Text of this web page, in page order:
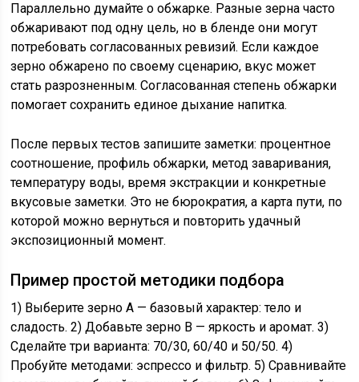
Параллельно думайте о обжарке. Разные зерна часто
обжаривают под одну цель, но в бленде они могут
потребовать согласованных ревизий. Если каждое
зерно обжарено по своему сценарию, вкус может
стать разрозненным. Согласованная степень обжарки
помогает сохранить единое дыхание напитка.
После первых тестов запишите заметки: процентное
соотношение, профиль обжарки, метод заваривания,
температуру воды, время экстракции и конкретные
вкусовые заметки. Это не бюрократия, а карта пути, по
которой можно вернуться и повторить удачный
экспозиционный момент.
Пример простой методики подбора
1) Выберите зерно А — базовый характер: тело и
сладость. 2) Добавьте зерно В — яркость и аромат. 3)
Сделайте три варианта: 70/30, 60/40 и 50/50. 4)
Пробуйте методами: эспрессо и фильтр. 5) Сравнивайте